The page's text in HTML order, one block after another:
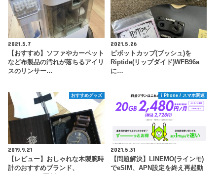
2021.5.7
【おすすめ】ソファやカーペット
など布製品の汚れが落ちるアイリ
スのリンサー…
2021.5.26
ピボットカップ(ブッシュ)を
Riptide(リップダイド)WFB96a
に…
おすすめグッズ
2019.9.21
【レビュー】おしゃれな木製腕時
計のおすすめブランド、
i Phone / スマホ関連
2021.5.31
【問題解決】LINEMO(ラインモ)
でeSIM、APN設定を終え再起動